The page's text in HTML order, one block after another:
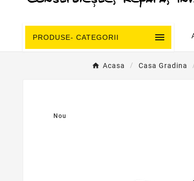
PRODUSE- CATEGORII 
Acasa Casa Gradina
Nou